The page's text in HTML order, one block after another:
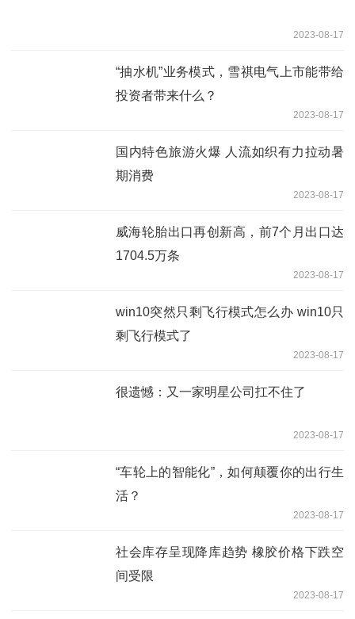
2023-08-17
“抽水机”业务模式，雪祺电气上市能带给
投资者带来什么？
2023-08-17
国内特色旅游火爆 人流如织有力拉动暑
期消费
2023-08-17
威海轮胎出口再创新高，前7个月出口达
1704.5万条
2023-08-17
win10突然只剩飞行模式怎么办 win10只
剩飞行模式了
2023-08-17
很遗憾：又一家明星公司扛不住了
2023-08-17
“车轮上的智能化”，如何颠覆你的出行生
活？
2023-08-17
社会库存呈现降库趋势 橡胶价格下跌空
间受限
2023-08-17